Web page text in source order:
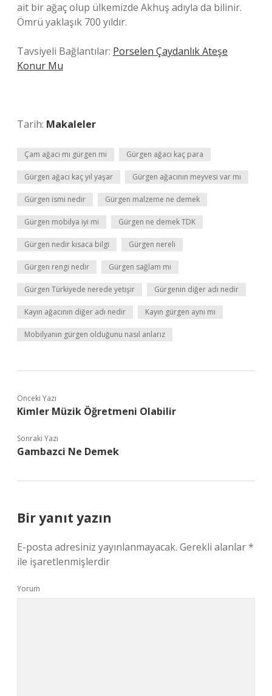
ait bir ağaç olup ülkemizde Akhuş adıyla da bilinir.
Ömrü yaklaşık 700 yıldır.
Tavsiyeli Bağlantılar: Porselen Çaydanlık Ateşe
Konur Mu
Tarih: Makaleler
Çam ağacı mı gürgen mi Gürgen ağacı kaç para
Gürgen ağacı kaç yıl yaşar Gürgen ağacının meyvesi var mı
Gürgen ismi nedir Gürgen malzeme ne demek
Gürgen mobilya iyi mi Gürgen ne demek TDK
Gürgen nedir kısaca bilgi Gürgen nereli
Gürgen rengi nedir Gürgen sağlam mı
Gürgen Türkiyede nerede yetişir Gürgenin diğer adı nedir
Kayın ağacının diğer adı nedir Kayın gürgen aynı mı
Mobilyanın gürgen olduğunu nasıl anlarız
Önceki Yazı
Kimler Müzik Öğretmeni Olabilir
Sonraki Yazı
Gambazci Ne Demek
Bir yanıt yazın
E-posta adresiniz yayınlanmayacak. Gerekli alanlar*
ile işaretlenmişlerdir
Yorum